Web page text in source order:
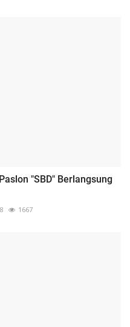
"SBD" Berlangsung
1667